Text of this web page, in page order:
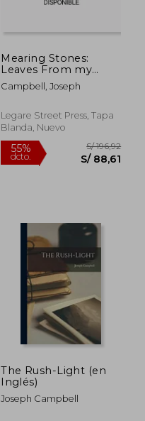
55%
dcto.
Mearing Stones:
Leaves From my
Note-book on Tramp
in Donegal (en
Campbell, Joseph
Legare Street Press, Tapa
Blanda, Nuevo
The Rush-Light (en
Inglés)
Joseph Campbell